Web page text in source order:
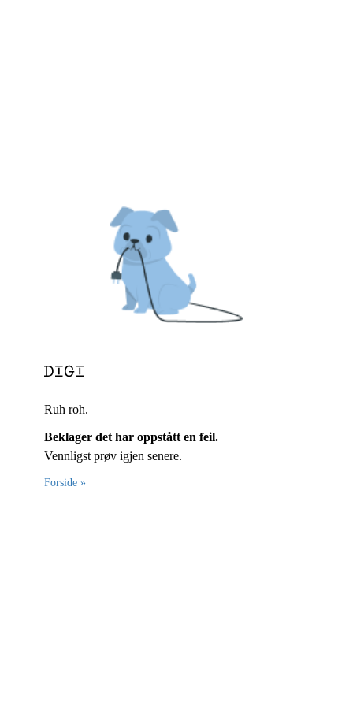
Ruh roh.
Beklager det har oppstått en feil.
Vennligst prøv igjen senere.
Forside »